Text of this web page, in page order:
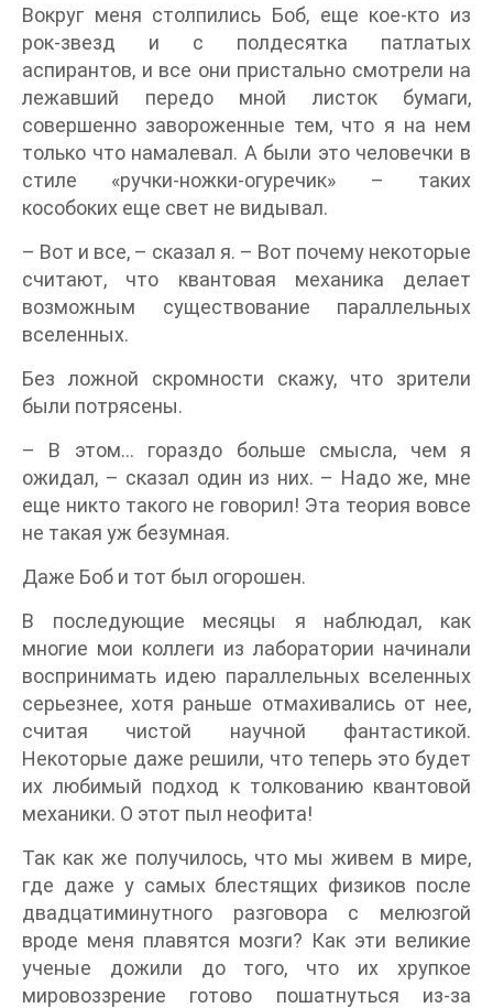
Вокруг меня столпились Боб, еще кое-кто из
рок-звезд и с полдесятка патлатых
аспирантов, и все они пристально смотрели на
лежавший передо мной листок бумаги,
совершенно завороженные тем, что я на нем
только что намалевал. А были это человечки в
стиле «ручки-ножки-огуречик» – таких
кособоких еще свет не видывал.
– Вот и все, – сказал я. – Вот почему некоторые
считают, что квантовая механика делает
возможным существование параллельных
вселенных.
Без ложной скромности скажу, что зрители
были потрясены.
– В этом… гораздо больше смысла, чем я
ожидал, – сказал один из них. – Надо же, мне
еще никто такого не говорил! Эта теория вовсе
не такая уж безумная.
Даже Боб и тот был огорошен.
В последующие месяцы я наблюдал, как
многие мои коллеги из лаборатории начинали
воспринимать идею параллельных вселенных
серьезнее, хотя раньше отмахивались от нее,
считая чистой научной фантастикой.
Некоторые даже решили, что теперь это будет
их любимый подход к толкованию квантовой
механики. О этот пыл неофита!
Так как же получилось, что мы живем в мире,
где даже у самых блестящих физиков после
двадцатиминутного разговора с мелюзгой
вроде меня плавятся мозги? Как эти великие
ученые дожили до того, что их хрупкое
мировоззрение готово пошатнуться из-за